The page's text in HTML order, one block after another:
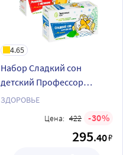
4.65
Набор Сладкий сон
детский Профессор
Травкин 1,5 N20 ф/пак +
Профессор Травкин 1,5
N20 ф/пак со скидкой
ЗДОРОВЬЕ
Цена: 422 30
295.40₽